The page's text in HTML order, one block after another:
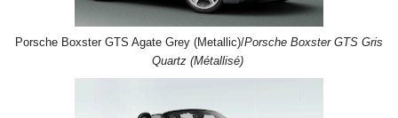
Porsche Boxster GTS Agate Grey (Metallic)/Porsche Boxster GTS Gris
Quartz (Métallisé)